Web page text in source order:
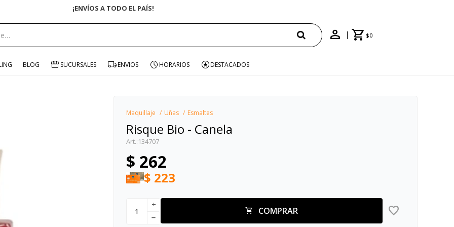
¡ENVÍOS A TODO EL PAÍS!
$0
BLOG SUCURSALES ENVIOS HORARIOS DESTACADOS
Maquillaje Uñas Esmaltes
Risque Bio - Canela
134707
$ 262
$ 223
COMPRAR
add
remove